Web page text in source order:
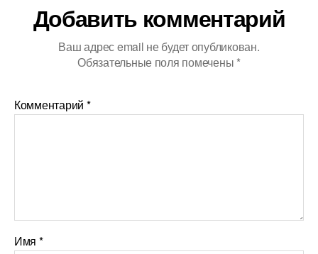
Добавить комментарий
Ваш адрес email не будет опубликован.
Обязательные поля помечены *
Комментарий *
Имя *